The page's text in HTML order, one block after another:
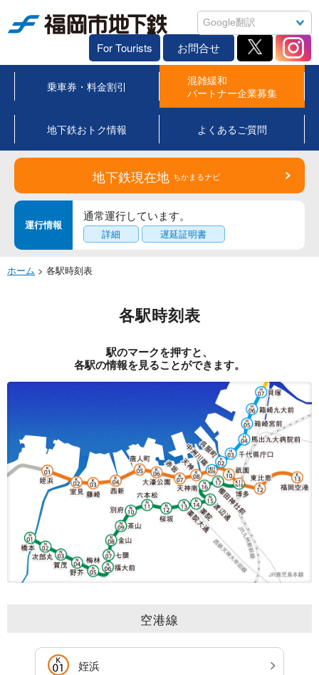
For Tourists お問合せ
乗車券・料金割引
混雑緩和
パートナー企業募集
地下鉄おトク情報 よくあるご質問
地下鉄現在地 ちかまるナビ
運行情報
通常運行しています。
詳細 遅延証明書
ホーム > 各駅時刻表
各駅時刻表
駅のマークを押すと、
各駅の情報を見ることができます。
空港線
姪浜